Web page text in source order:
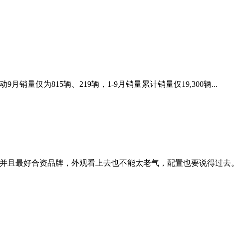
月销量仅为815辆、219辆，1-9月销量累计销量仅19,300辆...
最好合资品牌，外观看上去也不能太老气，配置也要说得过去。